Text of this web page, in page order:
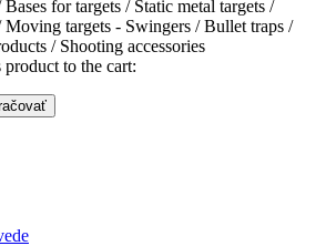
for targets / Static metal targets /
Moving targets - Swingers / Bullet traps /
/ Shooting accessories
to the cart: